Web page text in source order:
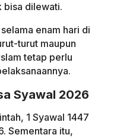
bisa dilewati.
enam hari di
turut maupun
tetap perlu
Syawal 2026
1 Syawal 1447
Sementara itu,